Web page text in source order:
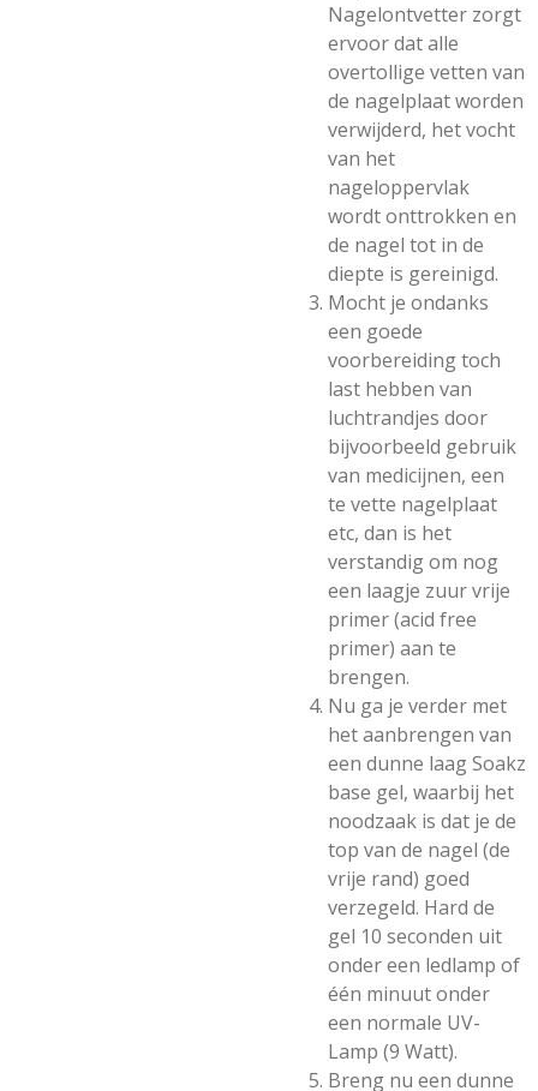
Nagelontvetter zorgt
ervoor dat alle
overtollige vetten van
de nagelplaat worden
verwijderd, het vocht
van het
nageloppervlak
wordt onttrokken en
de nagel tot in de
diepte is gereinigd.
Mocht je ondanks
een goede
voorbereiding toch
last hebben van
luchtrandjes door
bijvoorbeeld gebruik
van medicijnen, een
te vette nagelplaat
etc, dan is het
verstandig om nog
een laagje zuur vrije
primer (acid free
primer) aan te
brengen.
Nu ga je verder met
het aanbrengen van
een dunne laag Soakz
base gel, waarbij het
noodzaak is dat je de
top van de nagel (de
vrije rand) goed
verzegeld. Hard de
gel 10 seconden uit
onder een ledlamp of
één minuut onder
een normale UV-
Lamp (9 Watt).
Breng nu een dunne